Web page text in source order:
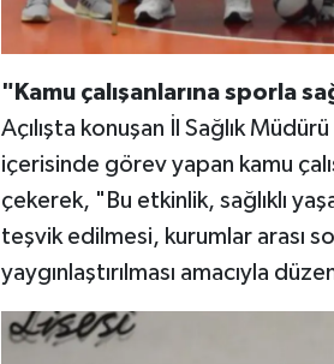
"Kamu çalışanlarına sporla
Açılışta konuşan İl Sağlık
içerisinde görev yapan kamu
çekerek, "Bu etkinlik, sağlıklı
teşvik edilmesi, kurumlar arası
yaygınlaştırılması amacıyla